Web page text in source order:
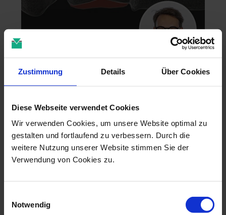
Zustimmung Details Über Cookies
Diese Webseite verwendet Cookies
Wir verwenden Cookies, um unsere Website optimal zu
gestalten und fortlaufend zu verbessern. Durch die
weitere Nutzung unserer Website stimmen Sie der
Verwendung von Cookies zu.
Notwendig
Zahntechnik im 4D-Zeitalter
Dr. Christian Leonhardt